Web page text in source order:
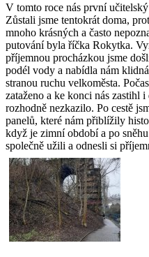
V tomto roce nás první
Zůstali jsme tentokrát doma,
mnoho krásných a často
putování byla říčka Rokytka.
příjemnou procházkou jsme
podél vody a nabídla nám
stranou ruchu velkoměsta.
zataženo a ke konci nás zastihl
rozhodně nezkazilo. Po cestě
panelů, které nám přiblížily
když je zimní období a po
společně užili a odnesli si